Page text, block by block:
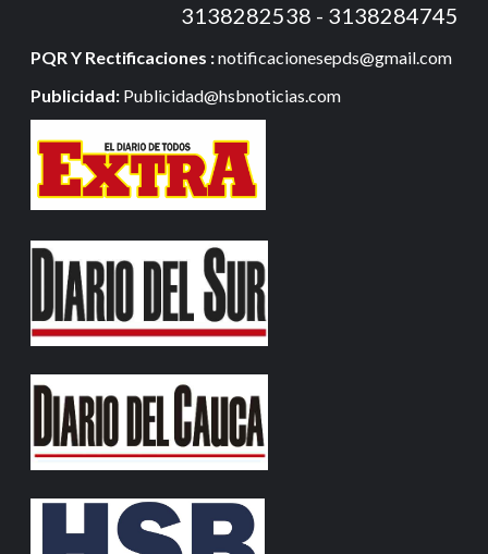
3138282538 - 3138284745
PQR Y Rectificaciones :notificacionesepds@gmail.com
Publicidad: Publicidad@hsbnoticias.com